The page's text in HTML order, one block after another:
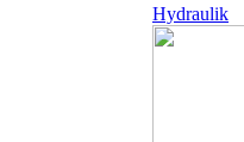
Hydraulik